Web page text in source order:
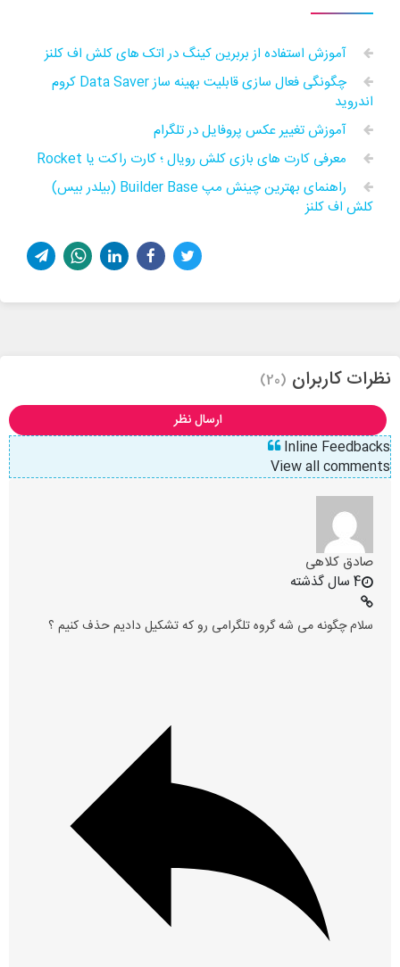
آموزش استفاده از بربرین کینگ در اتک های کلش اف کلنز
چگونگی فعال سازی قابلیت بهینه ساز Data Saver کروم
اندروید
آموزش تغییر عکس پروفایل در تلگرام
معرفی کارت های بازی کلش رویال ؛ کارت راکت یا Rocket
راهنمای بهترین چینش مپ Builder Base (بیلدر بیس)
کلش اف کلنز
نظرات کاربران (20)
ارسال نظر
Inline Feedbacks
View all comments
صادق کلاهی
4 سال گذشته
سلام چگونه می شه گروه تلگرامی رو که تشکیل دادیم حذف کنیم ؟